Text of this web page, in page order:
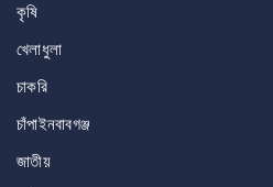
কৃষি
খেলাধুলা
চাকরি
চাঁপাইনবাবগঞ্জ
জাতীয়